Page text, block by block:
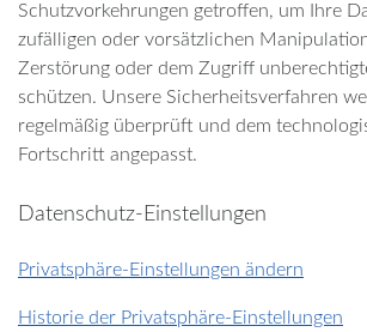
Schutzvorkehrungen getroffen, um Ihre
zufälligen oder vorsätzlichen
Zerstörung oder dem Zugriff
schützen. Unsere Sicherheitsverfahren
regelmäßig überprüft und dem
Fortschritt angepasst.
Datenschutz-Einstellungen
Privatsphäre-Einstellungen ändern
Historie der Privatsphäre-Einstellungen